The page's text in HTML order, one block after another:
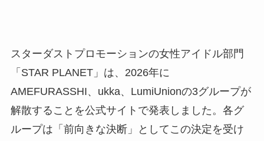
スターダストプロモーションの女性アイドル部門
「STAR PLANET」は、2026年に
AMEFURASSHI、ukka、LumiUnionの3グループが
解散することを公式サイトで発表しました。各グ
ループは「前向きな決断」としてこの決定を受け